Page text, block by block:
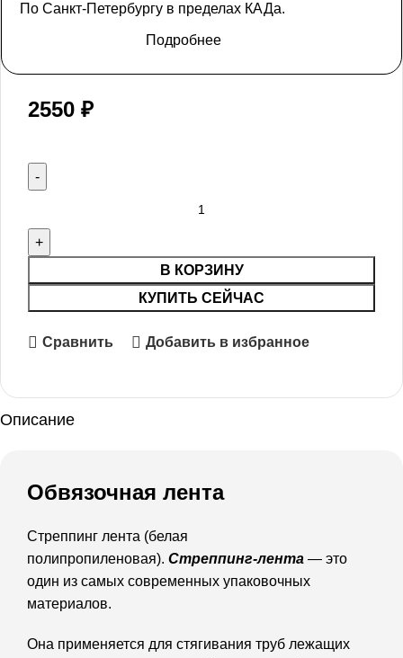
По Санкт-Петербургу в пределах КАДа.
Подробнее
2550 ₽
В КОРЗИНУ
КУПИТЬ СЕЙЧАС
Сравнить Добавить в избранное
Описание
Обвязочная лента
Стреппинг лента (белая
полипропиленовая). Стреппинг-лента — это
один из самых современных упаковочных
материалов.
Она применяется для стягивания труб лежащих